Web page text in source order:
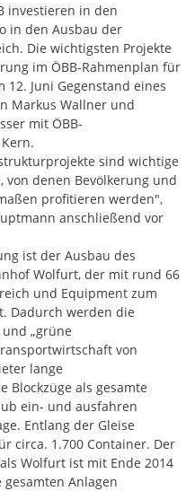
investieren in den
in den Ausbau der
Die wichtigsten Projekte
im ÖBB-Rahmenplan für
12. Juni Gegenstand eines
Markus Wallner und
mit ÖBB-
sind wichtige
denen Bevölkerung und
profitieren werden",
anschließend vor
ist der Ausbau des
Wolfurt, der mit rund 66
und Equipment zum
Dadurch werden die
„grüne
von
lange
Blockzüge als gesamte
ein- und ausfahren
Entlang der Gleise
circa. 1.700 Container. Der
Wolfurt ist mit Ende 2014
Anlagen